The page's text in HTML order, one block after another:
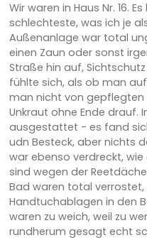
Wir waren in Haus Nr. 16.
schlechteste, was ich je
Außenanlage war total
einen Zaun oder sonst
Straße hin auf,
fühlte sich, als ob man
man nicht von gepflegten
Unkraut ohne Ende drauf.
ausgestattet - es fand
udn Besteck, aber nichts
war ebenso verdreckt, wie
sind wegen der
Bad waren total verrostet,
Handtuchablagen in den
waren zu weich, weil zu
rundherum gesagt echt